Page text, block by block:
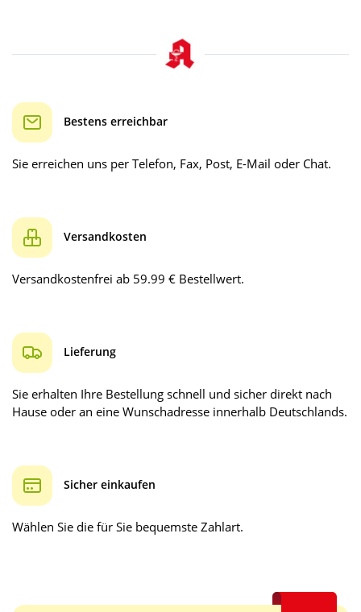
Bestens erreichbar
Sie erreichen uns per Telefon, Fax, Post, E-Mail oder Chat.
Versandkosten
Versandkostenfrei ab 59.99 € Bestellwert.
Lieferung
Sie erhalten Ihre Bestellung schnell und sicher direkt nach
Hause oder an eine Wunschadresse innerhalb Deutschlands.
Sicher einkaufen
Wählen Sie die für Sie bequemste Zahlart.